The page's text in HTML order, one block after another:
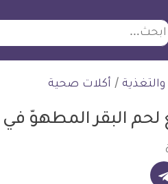
/ أكلات صحية
لحم البقر المطهوّ في
شارك على تيليجرام - ديلي ميديكال انفو